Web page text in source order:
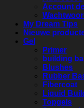
Account
My Dream Tips
Nieuwe
Gel
Primer
building
Blushes
Rubber
Fibercoat
Liquid
Topgels